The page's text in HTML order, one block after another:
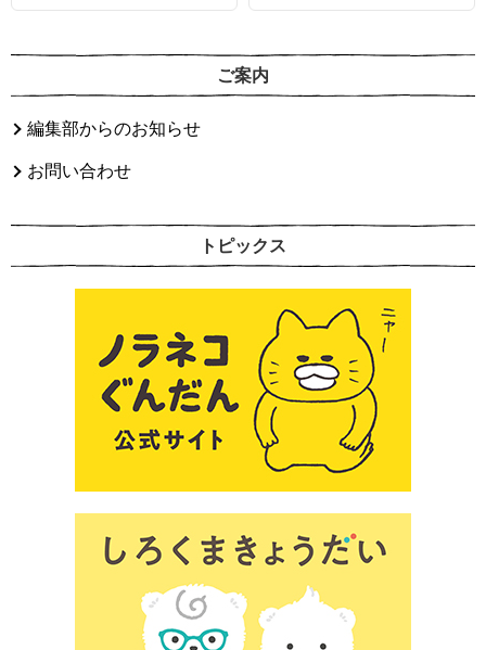
ご案内
編集部からのお知らせ
お問い合わせ
トピックス